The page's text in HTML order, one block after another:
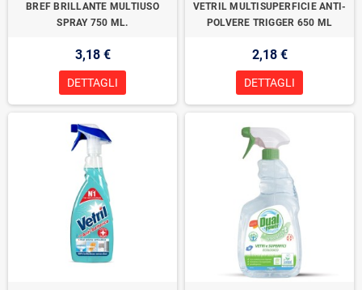
BREF BRILLANTE MULTIUSO
SPRAY 750 ML.
3,18 €
DETTAGLI
VETRIL MULTISUPERFICIE ANTI-
POLVERE TRIGGER 650 ML
2,18 €
DETTAGLI